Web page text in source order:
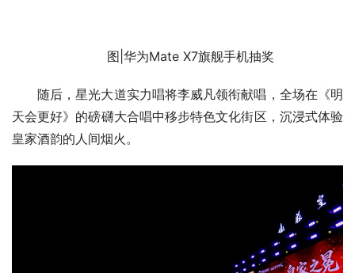
图|华为Mate X7旗舰手机抽奖
随后，星光大道实力唱将李威凡领衔献唱，全场在《明
天会更好》的磅礴大合唱中移步特色文化街区，沉浸式体验
皇家酒韵的人间烟火。